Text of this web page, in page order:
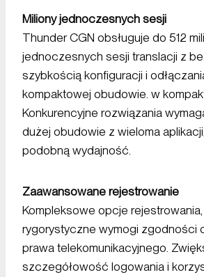
Miliony jednoczesnych sesji
Thunder CGN obsługuje do 512
jednoczesnych sesji translacji z
szybkością konfiguracji i
kompaktowej obudowie. w
Konkurencyjne rozwiązania
dużej obudowie z wieloma
podobną wydajność.
Zaawansowane rejestrowanie
Kompleksowe opcje
rygorystyczne wymogi zgodności
prawa telekomunikacyjnego.
szczegółowość logowania i